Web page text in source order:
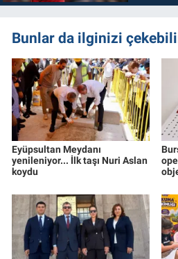
Bunlar da ilginizi
Eyüpsultan Meydanı
yenileniyor... İlk taşı Nuri Aslan
koydu